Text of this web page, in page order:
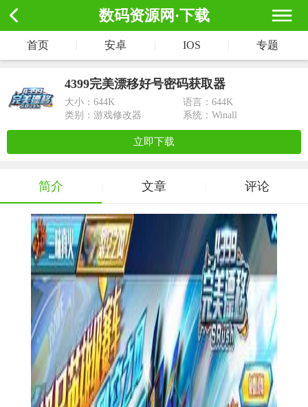
数码资源网·下载
首页 安卓 IOS 专题
4399完美漂移好号密码获取器
大小： 644K
语言：644K
类别：游戏修改器
系统：Winall
立即下载
简介 文章 评论